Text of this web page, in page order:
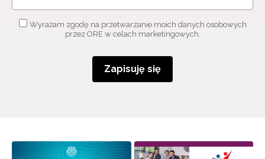
Wyrażam zgodę na przetwarzanie moich danych osobowych
przez ORE w celach marketingowych.
Zapisuję się
Zapisz się i bądź na bieżąco z najnowszymi
informacjami
Zapisuję się